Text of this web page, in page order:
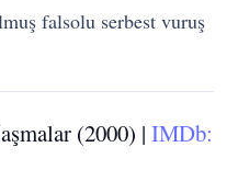
falsolu serbest vuruş
(2000) |IMDb: